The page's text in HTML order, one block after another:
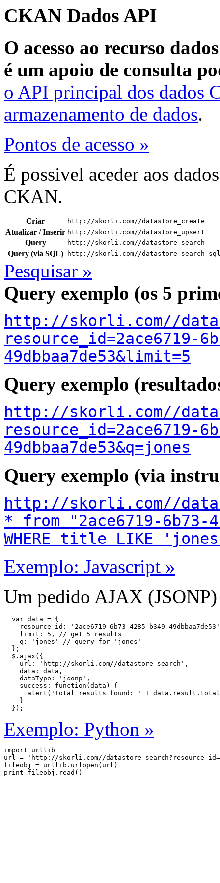
CKAN Dados API
O acesso ao recurso
é um apoio de consulta
o API principal dos dados
armazenamento de dados.
Pontos de acesso »
É possivel aceder aos
CKAN.
Criar http://skorli.com//datastore_create
Atualizar / Inserir http://skorli.com//datastore_upsert
Query http://skorli.com//datastore_search
Query (via SQL) http://skorli.com//datastore_search_sql
Pesquisar »
Query exemplo (os 5
http://skorli.com//
resource_id=2ace6719-
49dbbaa7de53&limit=5
Query exemplo
http://skorli.com//
resource_id=2ace6719-
49dbbaa7de53&q=jones
Query exemplo (via
http://skorli.com//
* from "2ace6719-6b73-
WHERE title LIKE
Exemplo: Javascript »
Um pedido AJAX
  var data = {
resource_id: '2ace6719-6b73-4285-b349-
    limit: 5, // get 5 results
    q: 'jones' // query for 'jones'
  };
  $.ajax({
    url: 'http://skorli.com//datastore_search',
    data: data,
    dataType: 'jsonp',
    success: function(data) {
alert('Total results found: ' +
    }
  });
Exemplo: Python »
import urllib
url = 'http://skorli.com//
fileobj = urllib.urlopen(url)